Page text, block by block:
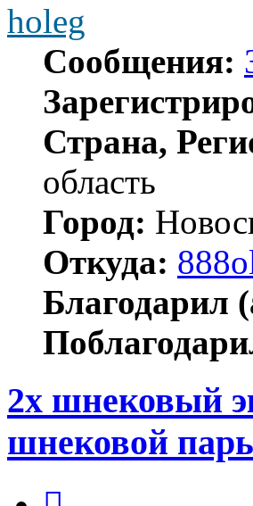
holeg
Сообщения:
Страна,
область
Город:
Откуда:
Благодарил
2х шнековый
шнековой